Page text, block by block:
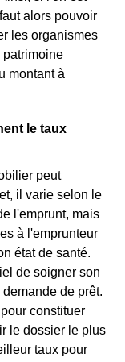
alors pouvoir
les organismes
patrimoine
montant à
le taux
peut
il varie selon le
l'emprunt, mais
à l'emprunteur
état de santé.
de soigner son
de prêt.
constituer
le dossier le plus
taux pour